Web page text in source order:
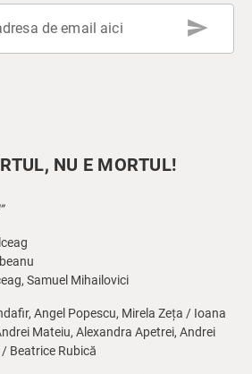
de email aici send
NU E MORTUL!
Samuel Mihailovici
Angel Popescu, Mirela Zeța / Ioana
Mateiu, Alexandra Apetrei, Andrei
Beatrice Rubică